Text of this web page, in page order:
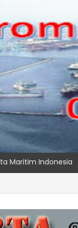
Maritim Indonesia